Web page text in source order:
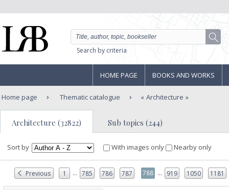
Search by criteria
HOME PAGE BOOKS AND WORKS
Home page Thematic catalogue Architecture
Architecture (32822) Sub topics (244)
Sort by With images only Nearby only
Previous 1 ... 785 786 787 788 ... 919 1050 1181